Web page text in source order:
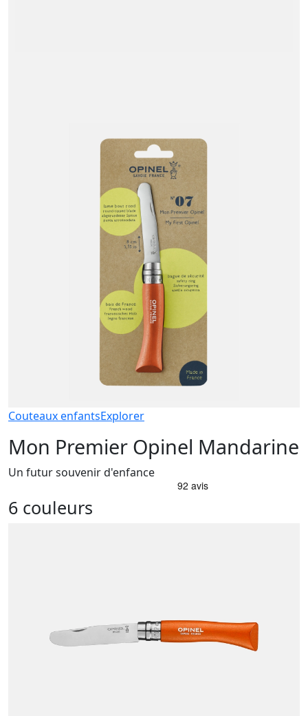
Couteaux enfantsExplorer
Mon Premier Opinel Mandarine
Un futur souvenir d'enfance
6 couleurs